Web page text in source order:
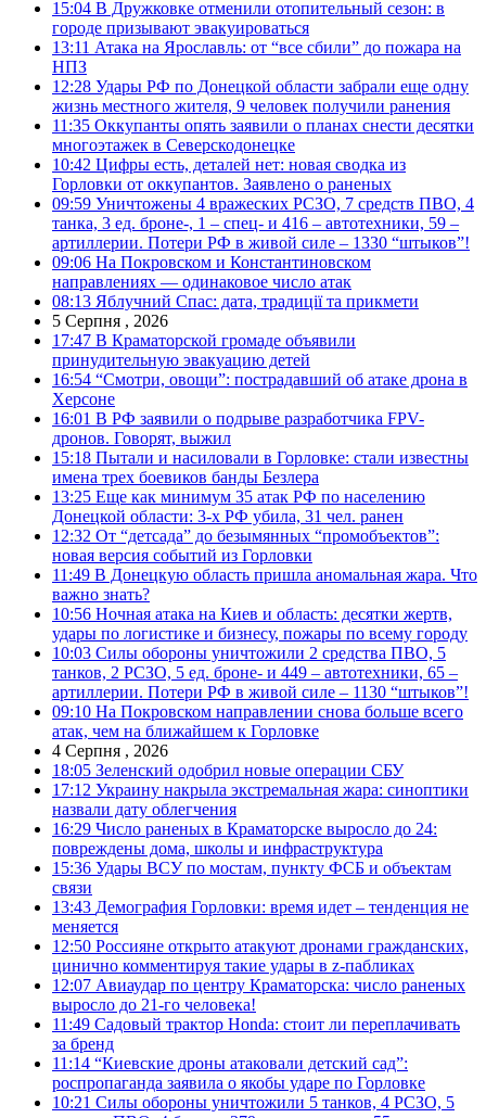
15:04 В Дружковке отменили отопительный сезон: в
городе призывают эвакуироваться
13:11 Атака на Ярославль: от “все сбили” до пожара на
НПЗ
12:28 Удары РФ по Донецкой области забрали еще одну
жизнь местного жителя, 9 человек получили ранения
11:35 Оккупанты опять заявили о планах снести десятки
многоэтажек в Северскодонецке
10:42 Цифры есть, деталей нет: новая сводка из
Горловки от оккупантов. Заявлено о раненых
09:59 Уничтожены 4 вражеских РСЗО, 7 средств ПВО, 4
танка, 3 ед. броне-, 1 – спец- и 416 – автотехники, 59 –
артиллерии. Потери РФ в живой силе – 1330 “штыков”!
09:06 На Покровском и Константиновском
направлениях — одинаковое число атак
08:13 Яблучний Спас: дата, традиції та прикмети
5 Серпня , 2026
17:47 В Краматорской громаде объявили
принудительную эвакуацию детей
16:54 “Смотри, овощи”: пострадавший об атаке дрона в
Херсоне
16:01 В РФ заявили о подрыве разработчика FPV-
дронов. Говорят, выжил
15:18 Пытали и насиловали в Горловке: стали известны
имена трех боевиков банды Безлера
13:25 Еще как минимум 35 атак РФ по населению
Донецкой области: 3-х РФ убила, 31 чел. ранен
12:32 От “детсада” до безымянных “промобъектов”:
новая версия событий из Горловки
11:49 В Донецкую область пришла аномальная жара. Что
важно знать?
10:56 Ночная атака на Киев и область: десятки жертв,
удары по логистике и бизнесу, пожары по всему городу
10:03 Силы обороны уничтожили 2 средства ПВО, 5
танков, 2 РСЗО, 5 ед. броне- и 449 – автотехники, 65 –
артиллерии. Потери РФ в живой силе – 1130 “штыков”!
09:10 На Покровском направлении снова больше всего
атак, чем на ближайшем к Горловке
4 Серпня , 2026
18:05 Зеленский одобрил новые операции СБУ
17:12 Украину накрыла экстремальная жара: синоптики
назвали дату облегчения
16:29 Число раненых в Краматорске выросло до 24:
повреждены дома, школы и инфраструктура
15:36 Удары ВСУ по мостам, пункту ФСБ и объектам
связи
13:43 Демография Горловки: время идет – тенденция не
меняется
12:50 Россияне открыто атакуют дронами гражданских,
цинично комментируя такие удары в z-пабликах
12:07 Авиаудар по центру Краматорска: число раненых
выросло до 21-го человека!
11:49 Садовый трактор Honda: стоит ли переплачивать
за бренд
11:14 “Киевские дроны атаковали детский сад”:
роспропаганда заявила о якобы ударе по Горловке
10:21 Силы обороны уничтожили 5 танков, 4 РСЗО, 5